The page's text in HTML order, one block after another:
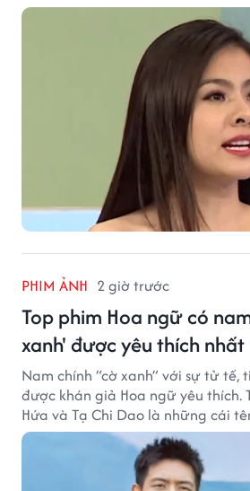
cảm đặc biệt mà nữ diễn viên
PHIM ẢNH 2 giờ trước
Top phim Hoa ngữ có
xanh' được yêu thích nhất
Nam chính “cờ xanh” với sự tử tế,
được khán giả Hoa ngữ yêu thích.
Hứa và Tạ Chi Dao là những cái